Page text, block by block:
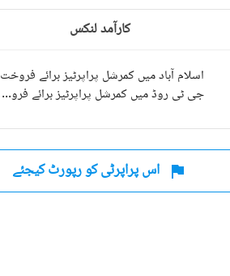
کارآمد لنکس
اسلام آباد میں کمرشل پراپرٹیز برائے فروخت
جی ٹی روڈ میں کمرشل پراپرٹیز برائے فروخت
اس پراپرٹی کو رپورٹ کیجئے